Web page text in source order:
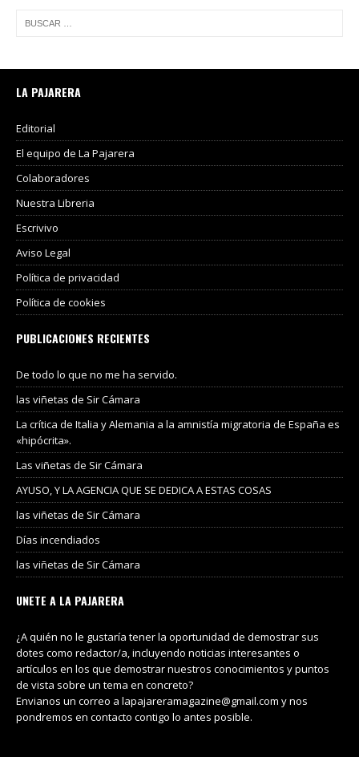
LA PAJARERA
Editorial
El equipo de La Pajarera
Colaboradores
Nuestra Libreria
Escrivivo
Aviso Legal
Política de privacidad
Política de cookies
PUBLICACIONES RECIENTES
De todo lo que no me ha servido.
las viñetas de Sir Cámara
La crítica de Italia y Alemania a la amnistía migratoria de España es
«hipócrita».
Las viñetas de Sir Cámara
AYUSO, Y LA AGENCIA QUE SE DEDICA A ESTAS COSAS
las viñetas de Sir Cámara
Días incendiados
las viñetas de Sir Cámara
UNETE A LA PAJARERA
¿A quién no le gustaría tener la oportunidad de demostrar sus
dotes como redactor/a, incluyendo noticias interesantes o
artículos en los que demostrar nuestros conocimientos y puntos
de vista sobre un tema en concreto?
Envianos un correo a lapajareramagazine@gmail.com y nos
pondremos en contacto contigo lo antes posible.